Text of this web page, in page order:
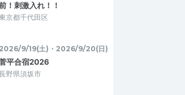
！刺激入れ！！
京都千代田区
2026/9/19(土)・2026/9/20(日)
平合宿2026
野県須坂市